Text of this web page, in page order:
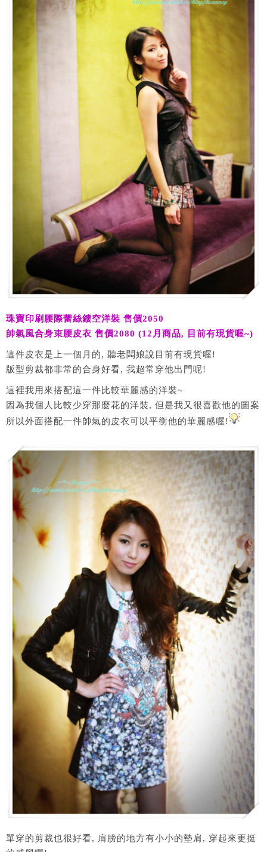
珠寶印刷腰際蕾絲鏤空洋裝 售價2050
帥氣風合身束腰皮衣 售價2080 (12月商品, 目前有現貨喔~)
這件皮衣是上一個月的, 聽老闆娘說目前有現貨喔!
版型剪裁都非常的合身好看, 我超常穿他出門呢!
這裡我用來搭配這一件比較華麗感的洋裝~
因為我個人比較少穿那麼花的洋裝, 但是我又很喜歡他的圖案
所以外面搭配一件帥氣的皮衣可以平衡他的華麗感喔!
單穿的剪裁也很好看, 肩膀的地方有小小的墊肩, 穿起來更挺